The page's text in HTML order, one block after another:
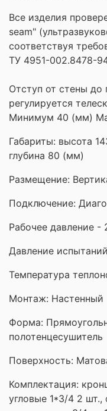
Все изделия
seam"
соответствуя
ТУ 4951-002.8478-
Отступ от стены до
регулируется
Минимум 40 (мм)
Габариты: высота
глубина 80 (мм)
Размещение:
Подключение:
Рабочее давление -
Давление
Температура
Монтаж: Настенный
Форма:
полотенцесушитель
Поверхность:
Комплектация:
угловые 1*3/4 2 шт.,